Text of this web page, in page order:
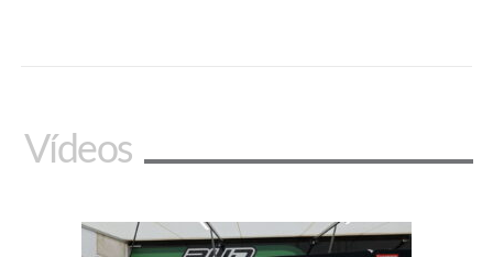
Vídeos